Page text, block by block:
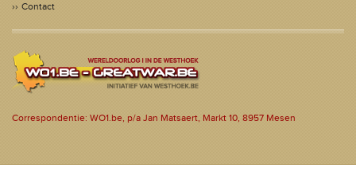
Contact
Correspondentie: WO1.be, p/a Jan Matsaert, Markt 10, 8957 Mesen